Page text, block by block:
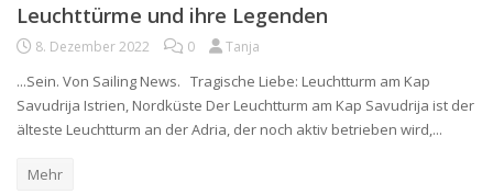
Leuchttürme und ihre Legenden
8. Dezember 2022 0 Tanja
...Sein. Von Sailing News. Tragische Liebe: Leuchtturm am Kap
Savudrija Istrien, Nordküste Der Leuchtturm am Kap Savudrija ist der
älteste Leuchtturm an der Adria, der noch aktiv betrieben wird,...
Mehr